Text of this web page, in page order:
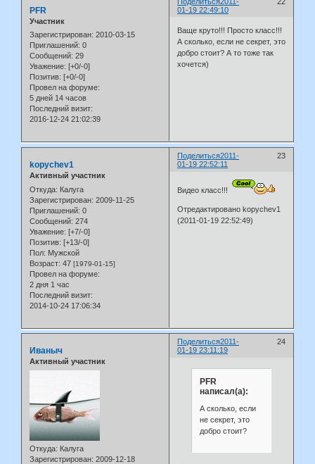
01-19 22:49:10
PFR
Участник
Зарегистрирован: 2010-03-15
Приглашений: 0
Сообщений: 29
Уважение: [+0/-0]
Позитив: [+0/-0]
Провел на форуме:
5 дней 14 часов
Последний визит:
2016-12-24 21:02:39
Ваще круто!!! Просто класс!!!
А сколько, если не секрет, это
добро стоит? А то тоже так
хочется)
Поделиться 23
2011-
01-19 22:52:11
kopychev1
Активный участник
Откуда: Калуга
Зарегистрирован: 2009-11-25
Приглашений: 0
Сообщений: 274
Уважение: [+7/-0]
Позитив: [+13/-0]
Пол: Мужской
Возраст: 47 [1979-01-15]
Провел на форуме:
2 дня 1 час
Последний визит:
2014-10-24 17:06:34
Видео класс!!!
Отредактировано kopychev1
(2011-01-19 22:52:49)
Поделиться 24
2011-
01-19 23:11:19
Иваныч
Активный участник
Откуда: Калуга
Зарегистрирован: 2009-12-18
PFR
написал(а):
А сколько, если
не секрет, это
добро стоит?